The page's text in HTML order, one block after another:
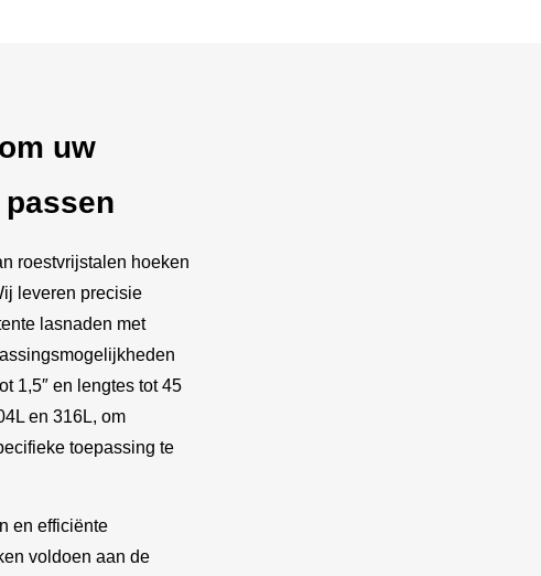
uw
roestvrijstalen hoeken
leveren precisie
lasnaden met
1,5″ en lengtes tot 45
en 316L, om
toepassing te
en efficiënte
voldoen aan de